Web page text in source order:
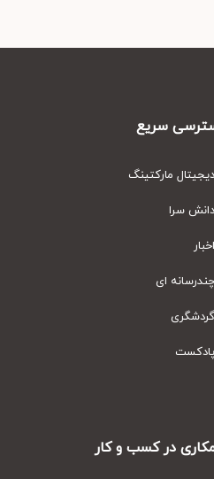
سریع
مارکتینگ
سرا
ای
در کسب و کار